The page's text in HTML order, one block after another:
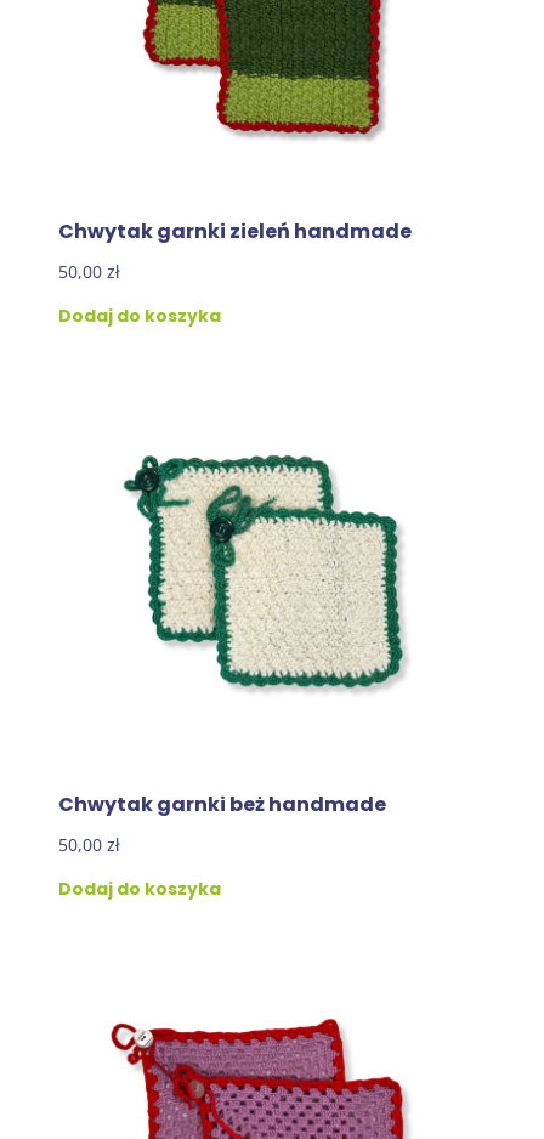
Chwytak garnki zieleń handmade
50,00 zł
Dodaj do koszyka
Chwytak garnki beż handmade
50,00 zł
Dodaj do koszyka